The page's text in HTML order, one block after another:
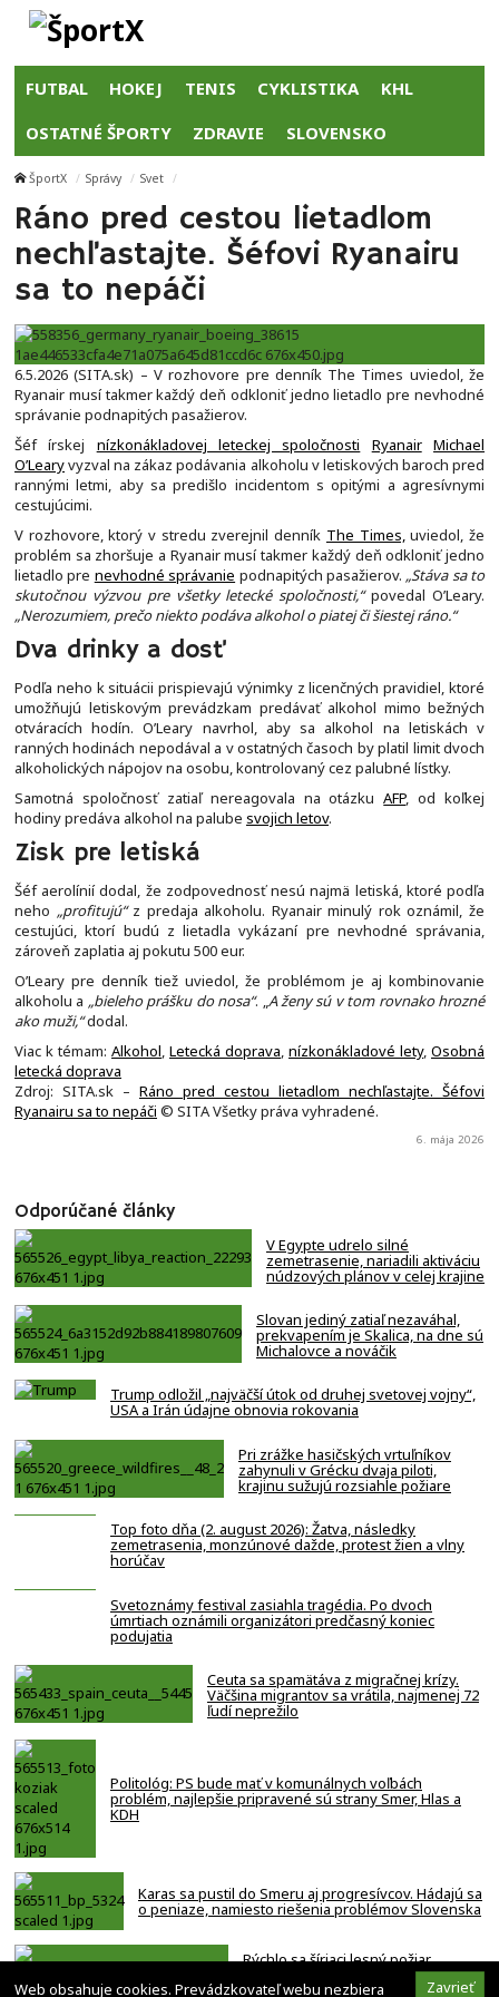
FUTBAL HOKEJ TENIS CYKLISTIKA KHL
OSTATNÉ ŠPORTY ZDRAVIE SLOVENSKO
ŠportX Správy Svet
Ráno pred cestou lietadlom
nechľastajte. Šéfovi Ryanairu
sa to nepáči
6.5.2026 (SITA.sk) – V rozhovore pre denník The Times uviedol, že
Ryanair musí takmer každý deň odkloniť jedno lietadlo pre nevhodné
správanie podnapitých pasažierov.
Šéf írskej nízkonákladovej leteckej spoločnosti Ryanair Michael
O’Learyvyzval na zákaz podávania alkoholu v letiskových baroch pred
rannými letmi, aby sa predišlo incidentom s opitými a agresívnymi
cestujúcimi.
V rozhovore, ktorý v stredu zverejnil denník The Times,uviedol, že
problém sa zhoršuje a Ryanair musí takmer každý deň odkloniť jedno
lietadlo pre nevhodné správanie podnapitých pasažierov. „Stáva sa to
skutočnou výzvou pre všetky letecké spoločnosti,“povedal O’Leary.
„Nerozumiem, prečo niekto podáva alkohol o piatej či šiestej ráno.“
Dva drinky a dosť
Podľa neho k situácii prispievajú výnimky z licenčných pravidiel, ktoré
umožňujú letiskovým prevádzkam predávať alkohol mimo bežných
otváracích hodín. O’Leary navrhol, aby sa alkohol na letiskách v
ranných hodinách nepodával a v ostatných časoch by platil limit dvoch
alkoholických nápojov na osobu, kontrolovaný cez palubné lístky.
Samotná spoločnosť zatiaľ nereagovala na otázkuAFP, od koľkej
hodiny predáva alkohol na palube svojich letov.
Zisk pre letiská
Šéf aerolínií dodal, že zodpovednosť nesú najmä letiská, ktoré podľa
neho „profitujú“z predaja alkoholu. Ryanair minulý rok oznámil, že
cestujúci, ktorí budú z lietadla vykázaní pre nevhodné správania,
zároveň zaplatia aj pokutu 500 eur.
O’Leary pre denník tiež uviedol, že problémom je aj kombinovanie
alkoholu a „bieleho prášku do nosa“. „A ženy sú v tom rovnako hrozné
ako muži,“dodal.
Viac k témam: Alkohol, Letecká doprava, nízkonákladové lety, Osobná
letecká doprava
Zdroj: SITA.sk – Ráno pred cestou lietadlom nechľastajte. Šéfovi
Ryanairu sa to nepáči © SITA Všetky práva vyhradené.
6. mája 2026
Odporúčané články
V Egypte udrelo silné
zemetrasenie, nariadili aktiváciu
núdzových plánov v celej krajine
Slovan jediný zatiaľ nezaváhal,
prekvapením je Skalica, na dne sú
Michalovce a nováčik
Trump odložil „najväčší útok od druhej svetovej vojny“,
USA a Irán údajne obnovia rokovania
Pri zrážke hasičských vrtuľníkov
zahynuli v Grécku dvaja piloti,
krajinu sužujú rozsiahle požiare
Top foto dňa (2. august 2026): Žatva, následky
zemetrasenia, monzúnové dažde, protest žien a vlny
horúčav
Svetoznámy festival zasiahla tragédia. Po dvoch
úmrtiach oznámili organizátori predčasný koniec
podujatia
Ceuta sa spamätáva z migračnej krízy.
Väčšina migrantov sa vrátila, najmenej 72
ľudí neprežilo
Politológ: PS bude mať v komunálnych voľbách
problém, najlepšie pripravené sú strany Smer, Hlas a
KDH
Karas sa pustil do Smeru aj progresívcov. Hádajú sa
o peniaze, namiesto riešenia problémov Slovenska
Rýchlo sa šíriaci lesný požiar
ohrozuje americké mesto, tisíce ľudí
museli evakuovať Zavrieť
Web obsahuje cookies. Prevádzkovateľ webu nezbiera